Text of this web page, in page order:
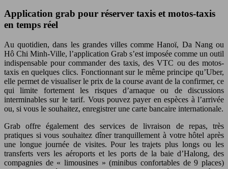
Application grab pour réserver taxis et motos-taxis
en temps réel
Au quotidien, dans les grandes villes comme Hanoï, Da Nang ou
Hô Chi Minh-Ville, l’application Grab s’est imposée comme un outil
indispensable pour commander des taxis, des VTC ou des motos-
taxis en quelques clics. Fonctionnant sur le même principe qu’Uber,
elle permet de visualiser le prix de la course avant de la confirmer, ce
qui limite fortement les risques d’arnaque ou de discussions
interminables sur le tarif. Vous pouvez payer en espèces à l’arrivée
ou, si vous le souhaitez, enregistrer une carte bancaire internationale.
Grab offre également des services de livraison de repas, très
pratiques si vous souhaitez dîner tranquillement à votre hôtel après
une longue journée de visites. Pour les trajets plus longs ou les
transferts vers les aéroports et les ports de la baie d’Halong, des
compagnies de « limousines » (minibus confortables de 9 places)